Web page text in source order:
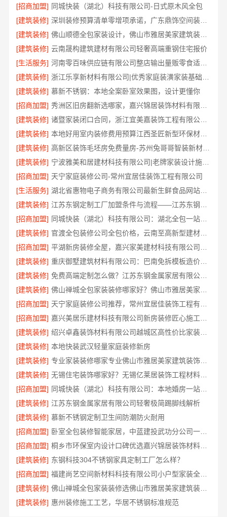
[招商加盟] 同城快装（湖北）科技有限公司-日式原木风全包
[建筑装修]
深圳装修预算清单零增项承诺，广东鼎饰空间装饰工程有限公司
[建筑装修]
佛山顺德全包家装设计，佛山市雅居美家建筑装饰工程有限公司值得信赖
[建筑装修] 云南晟构建筑建材有限公司轻奢高端重钢住宅报价
[生活服务]
河南零百味供应链有限公司整店输出量贩零食适配全场景
[建筑装修]
[建筑装修] 慕新不锈钢：本地全案卧室效果图，设计更懂你
[招商加盟]
[建筑装修]
诸暨家装闭口合同，浙江宜美嘉装饰工程有限公司安心托付
[建筑装修]
本地好用室内装修费用预算江西圣匠新型环保材料有限公司
[建筑装修]
高新区装饰毛坯房免费量房-苏州兔哥哥智装新材料有限公司
[建筑装修]
宁波雅美和居建材科技有限公司|老牌家装设计施工对接渠道
[招商加盟] 天宁家庭装修公司-常州宜居佳装饰工程有限公司
[生活服务]
湖北省惠物电子商务有限公司最新生鲜食品网站价格
[建筑装修]
[招商加盟]
同城快装（湖北）科技有限公司：湖北全包一站式装修日式原木风快速交付
[建筑装修]
官渡全包装修公司全包价格，云南至高新型建材有限公司透明无增项
[招商加盟]
[建筑装修]
重庆御墅建筑材料有限公司：巴南免拆模板造价预算抗震防风
[建筑装修]
免费高端定制怎么做？江苏东钢金属家居有限公司为您实现
[建筑装修]
[招商加盟]
[招商加盟]
[建筑装修]
绍兴卓鑫装饰材料有限公司越城区高性价比家装环保材料
[建筑装修] 本地快装武汉轻量家庭装修新房
[建筑装修]
专业家装装修哪家专业佛山市雅居美家建筑装饰工程有限公司口碑保障
[建筑装修]
无锡住宅装饰哪家好？无锡亿莱居装饰工程材料有限公司专业打造
[招商加盟]
同城快装（湖北）科技有限公司：本地婚房一站式装修，一口价工期保障
[建筑装修] 江苏东钢金属家居有限公司轻奢极简踢脚线解析
[建筑装修] 慕新不锈钢定制卫生间防潮防火耐用
[招商加盟]
卧室全包装修智能家居，中蓝建投武功分公司一站交付
[招商加盟]
桐乡市环保室内设计口碑优选嘉兴锦居装饰材料有限公司
[建筑装修] 东钢科技304不锈钢家具定制工厂怎么样？
[招商加盟]
福建尚艺空间新材料科技有限公司小户型家装全屋改造方案
[建筑装修]
佛山禅城全包家装装修选佛山市雅居美家建筑装饰工程有限公司
[建筑装修] 惠州装修施工工艺，华居不锈钢标准规范